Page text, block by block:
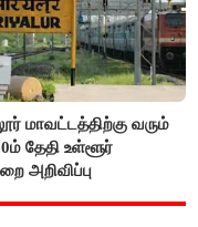
மாவட்டத்திற்கு வரும்
தேதி உள்ளூர்
அறிவிப்பு